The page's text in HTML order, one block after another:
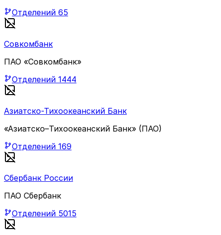
Отделений 65
Совкомбанк
ПАО «Совкомбанк»
Отделений 1444
Азиатско-Тихоокеанский Банк
«Азиатско–Тихоокеанский Банк» (ПАО)
Отделений 169
Сбербанк России
ПАО Сбербанк
Отделений 5015